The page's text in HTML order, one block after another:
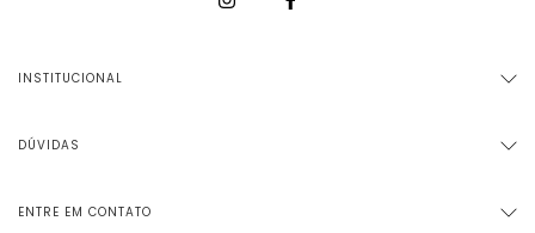
INSTITUCIONAL
DÚVIDAS
ENTRE EM CONTATO